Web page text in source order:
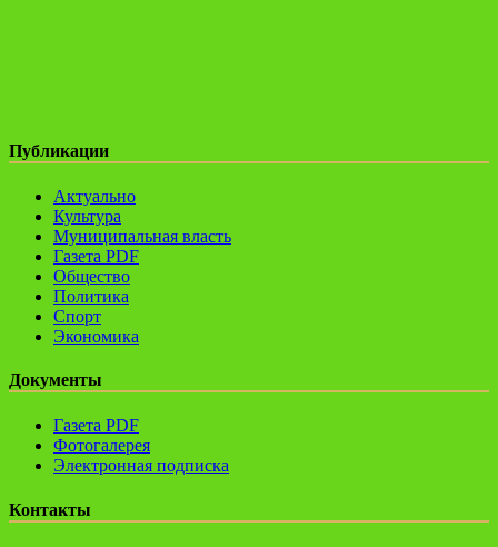
Публикации
Актуально
Культура
Муниципальная власть
Газета PDF
Общество
Политика
Спорт
Экономика
Документы
Газета PDF
Фотогалерея
Электронная подписка
Контакты